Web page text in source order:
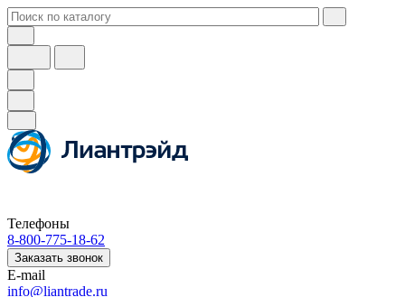
Телефоны
8-800-775-18-62
Заказать звонок
E-mail
info@liantrade.ru